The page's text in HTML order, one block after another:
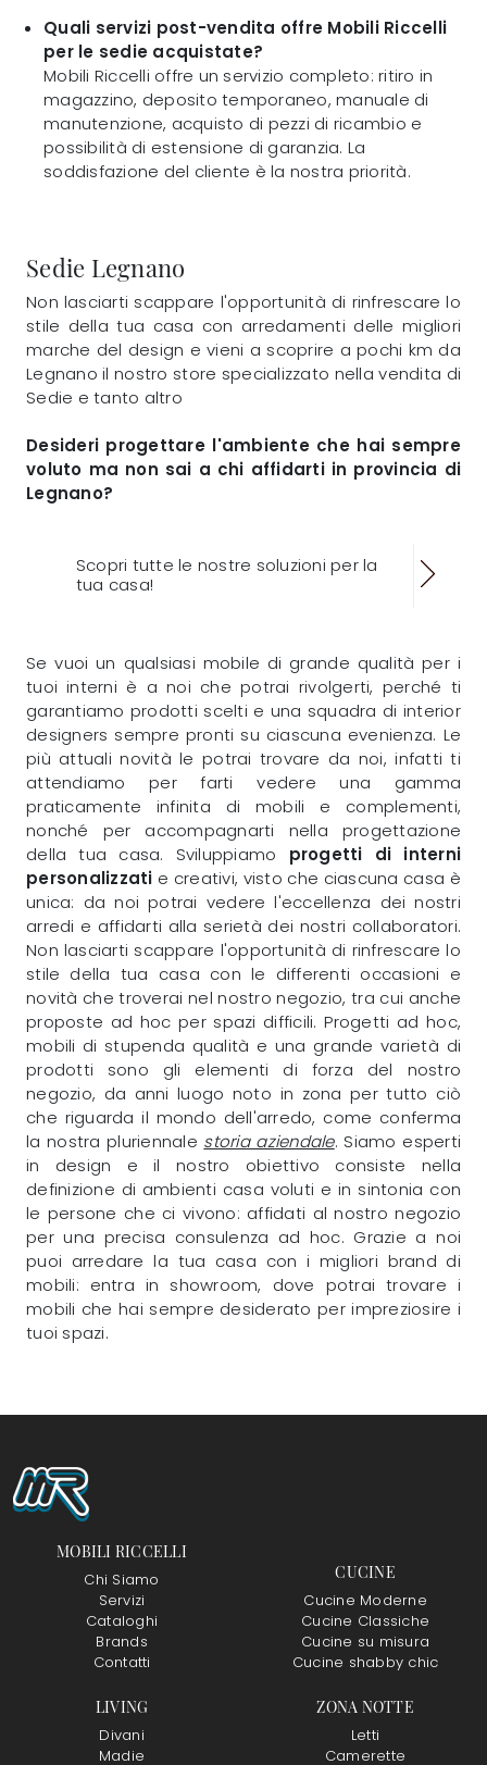
Sedie Legnano
Non lasciarti scappare l'opportunità di rinfrescare lo
stile della tua casa con arredamenti delle migliori
marche del design e vieni a scoprire a pochi km da
Legnano il nostro store specializzato nella vendita di
Sedie e tanto altro
Desideri progettare l'ambiente che hai sempre
voluto ma non sai a chi affidarti in provincia di
Legnano?
Scopri tutte le nostre soluzioni per la
tua casa!
Se vuoi un qualsiasi mobile di grande qualità per i
tuoi interni è a noi che potrai rivolgerti, perché ti
garantiamo prodotti scelti e una squadra di interior
designers sempre pronti su ciascuna evenienza. Le
più attuali novità le potrai trovare da noi, infatti ti
attendiamo per farti vedere una gamma
praticamente infinita di mobili e complementi,
nonché per accompagnarti nella progettazione
della tua casa. Sviluppiamo progetti di interni
personalizzati e creativi, visto che ciascuna casa è
unica: da noi potrai vedere l'eccellenza dei nostri
arredi e affidarti alla serietà dei nostri collaboratori.
Non lasciarti scappare l'opportunità di rinfrescare lo
stile della tua casa con le differenti occasioni e
novità che troverai nel nostro negozio, tra cui anche
proposte ad hoc per spazi difficili. Progetti ad hoc,
mobili di stupenda qualità e una grande varietà di
prodotti sono gli elementi di forza del nostro
negozio, da anni luogo noto in zona per tutto ciò
che riguarda il mondo dell'arredo, come conferma
la nostra pluriennale storia aziendale. Siamo esperti
in design e il nostro obiettivo consiste nella
definizione di ambienti casa voluti e in sintonia con
le persone che ci vivono: affidati al nostro negozio
per una precisa consulenza ad hoc. Grazie a noi
puoi arredare la tua casa con i migliori brand di
mobili: entra in showroom, dove potrai trovare i
mobili che hai sempre desiderato per impreziosire i
tuoi spazi.
Quali servizi post-vendita offre Mobili Riccelli
per le sedie acquistate?
Mobili Riccelli offre un servizio completo: ritiro in
magazzino, deposito temporaneo, manuale di
manutenzione, acquisto di pezzi di ricambio e
possibilità di estensione di garanzia. La
soddisfazione del cliente è la nostra priorità.
MOBILI RICCELLI
Chi Siamo
Servizi
Cataloghi
Brands
Contatti
CUCINE
Cucine Moderne
Cucine Classiche
Cucine su misura
Cucine shabby chic
LIVING
Divani
Madie
ZONA NOTTE
Letti
Camerette